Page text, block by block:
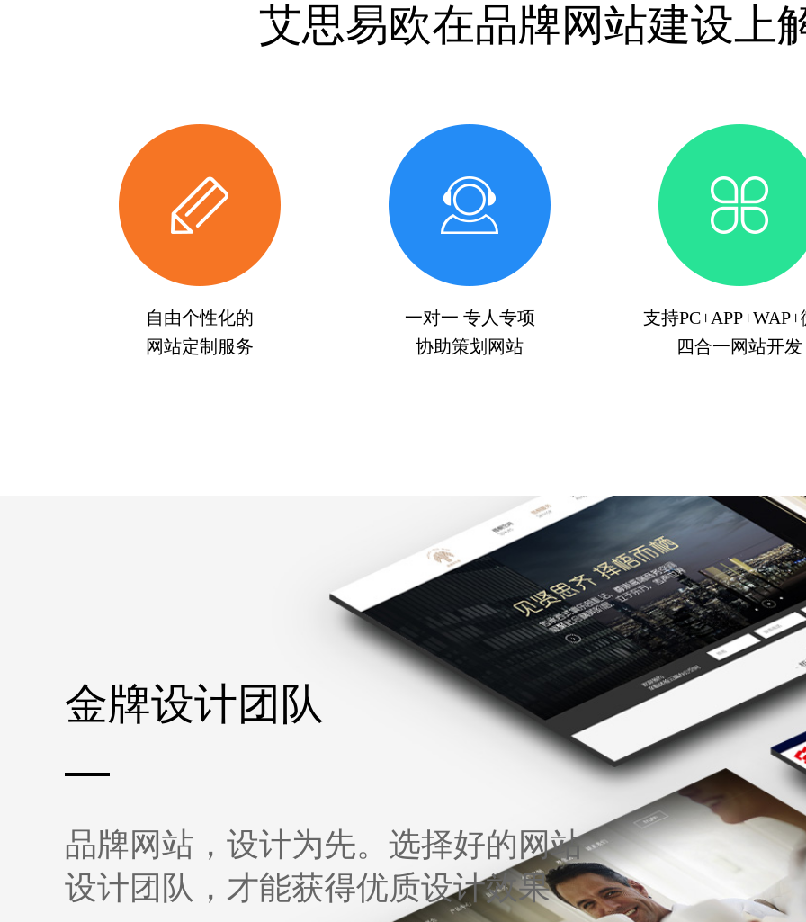
艾思易欧在品牌网站建设上
自由个性化的
网站定制服务
一对一 专人专项
协助策划网站
支持
四合一网站开发
金牌设计团队
品牌网站，设计为先。选择好的网站
设计团队，才能获得优质设计效果